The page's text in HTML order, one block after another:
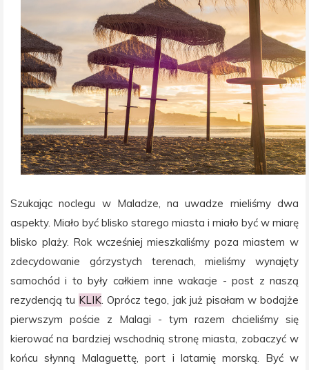
Szukając noclegu w Maladze, na uwadze mieliśmy dwa
aspekty. Miało być blisko starego miasta i miało być w miarę
blisko plaży. Rok wcześniej mieszkaliśmy poza miastem w
zdecydowanie górzystych terenach, mieliśmy wynajęty
samochód i to były całkiem inne wakacje - post z naszą
rezydencją tu KLIK. Oprócz tego, jak już pisałam w bodajże
pierwszym poście z Malagi - tym razem chcieliśmy się
kierować na bardziej wschodnią stronę miasta, zobaczyć w
końcu słynną Malaguettę, port i latarnię morską. Być w